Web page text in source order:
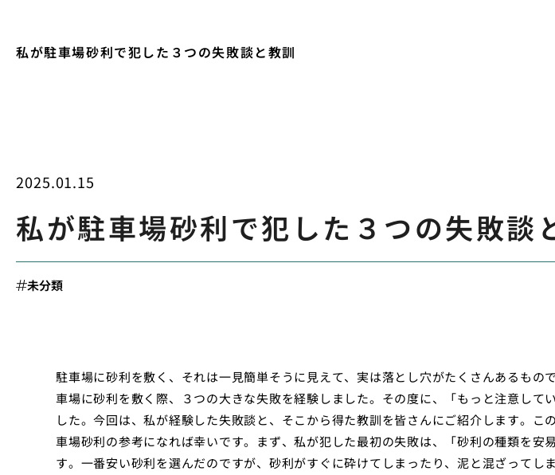
私が駐車場砂利で犯した３つの失敗談と教訓
2025.01.15
私が駐車場砂利で犯した３つの失敗談
未分類
駐車場に砂利を敷く、それは一見簡単そうに見えて、実は落とし穴がたくさんあるもの
車場に砂利を敷く際、３つの大きな失敗を経験しました。その度に、「もっと注意して
した。今回は、私が経験した失敗談と、そこから得た教訓を皆さんにご紹介します。こ
車場砂利の参考になれば幸いです。まず、私が犯した最初の失敗は、「砂利の種類を安
す。一番安い砂利を選んだのですが、砂利がすぐに砕けてしまったり、泥と混ざってし